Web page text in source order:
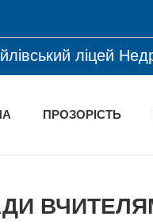
ліцей
ПРОЗОРІСТЬ